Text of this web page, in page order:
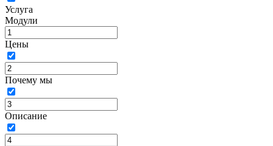
Услуга
Модули
Цены
Почему мы
Описание